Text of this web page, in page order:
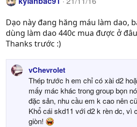
:
Dạo này đang hăng máu làm dao,
dùng làm dao 440c mua được ở
Thanks trước :)
vChevrolet
Thép trước h em chỉ có xài d2
mấy mác khác trong group bọn
đặc sản, nhu cầu em k cao nên
Khổ cái skd11 với d2 k rèn dc, vì
giòn!